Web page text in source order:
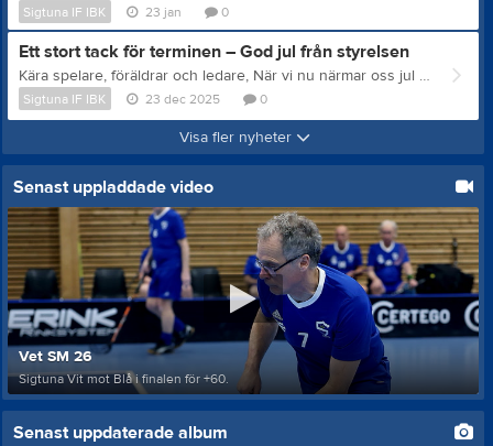
Sigtuna IF IBK 23 jan 0
Ett stort tack för terminen – God jul från styrelsen
Kära spelare, föräldrar och ledare, När vi nu närmar oss jul och en välförtjänt paus vill vi i styrelsen för Sigtuna IF Innebandyklubb stanna upp och rikta ett varmt och innerligt tack till er alla. Den här terminen har återigen visat vilken fantastisk förening vi är – fylld av engagemang, glädje och gemenskap. Våra spelare som utvecklas, kämpar och har roligt. Våra ledare som ideellt lägger ner otaliga timmar på träningar, matcher och planering. Våra föräldrar som ställer upp, skjutsar, hejar, tar pass i caféet, bemannar minigolfen, organiserar och finns där i vått och torrt. Allt detta är grunden till att vår förening fortsätter att växa och stå stark. Vi vill särskilt rikta ett extra stort tack till alla er som ställt upp under de fyra söndagarna på julmarknaden. Det arbete som lagts ner där – före, under och efter – är ovärderligt. Utan ert engagemang hade klubben helt enkelt inte haft samma förutsättningar som vi har idag. Det är ett tydligt exempel på vad vi kan åstadkomma tillsammans när många frivilliga drar åt samma håll. Just det ideella engagemanget är något vi är otroligt stolta över. Samtidigt vill vi också vara öppna med att föreningen alltid mår bra av fler som vill bidra – på olika sätt. Det kan vara som ledare, funktionär, hjälpande hand vid arrangemang, eller genom partnerskap och sponsring. Varje insats, stor som liten, gör skillnad och hjälper oss att fortsätta utveckla verksamheten för våra barn och ungdomar. Avslutningsvis vill vi önska er alla en riktigt god jul och ett gott nytt år. Ta hand om varandra, njut av ledigheten – så ser vi fram emot en ny termin fylld av innebandyglädje, gemenskap och nya möjligheter. Med stort tack och varma hälsningar, Styrelsen Sigtuna IF Innebandyklubb
Sigtuna IF IBK 23 dec 2025 0
Visa fler nyheter
Senast uppladdade video
Vet SM 26
Sigtuna Vit mot Blå i finalen för +60.
Senast uppdaterade album